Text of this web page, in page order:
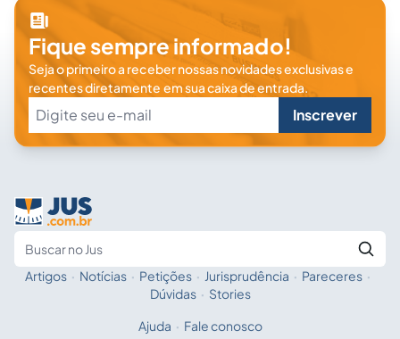
Fique sempre informado!
Seja o primeiro a receber nossas novidades exclusivas e
recentes diretamente em sua caixa de entrada.
Inscrever
Fale com a IA
Artigos · Notícias · Petições · Jurisprudência · Pareceres ·
Dúvidas · Stories
Ajuda · Fale conosco